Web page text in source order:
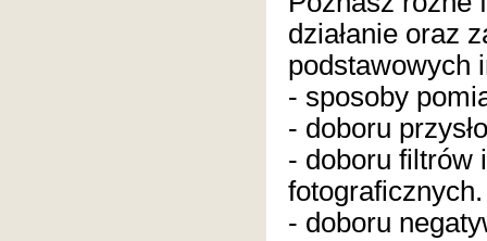
działanie oraz
podstawowych
- sposoby
- doboru
- doboru filtrów
fotograficznych.
- doboru